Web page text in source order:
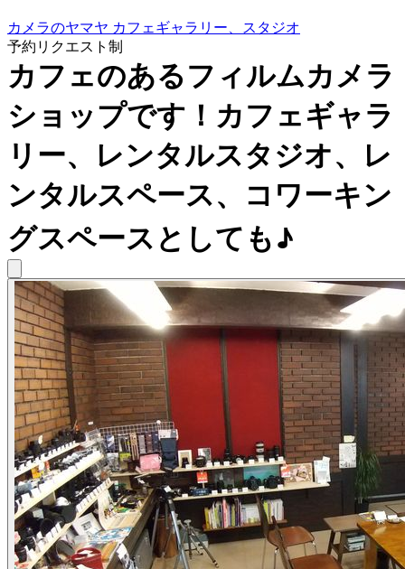
カメラのヤマヤ カフェギャラリー、スタジオ
予約リクエスト制
カフェのあるフィルムカメラ
ショップです！カフェギャラ
リー、レンタルスタジオ、レ
ンタルスペース、コワーキン
グスペースとしても♪